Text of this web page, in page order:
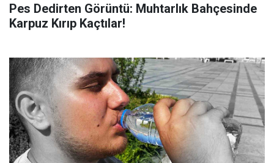
Pes Dedirten Görüntü: Muhtarlık Bahçesinde
Karpuz Kırıp Kaçtılar!